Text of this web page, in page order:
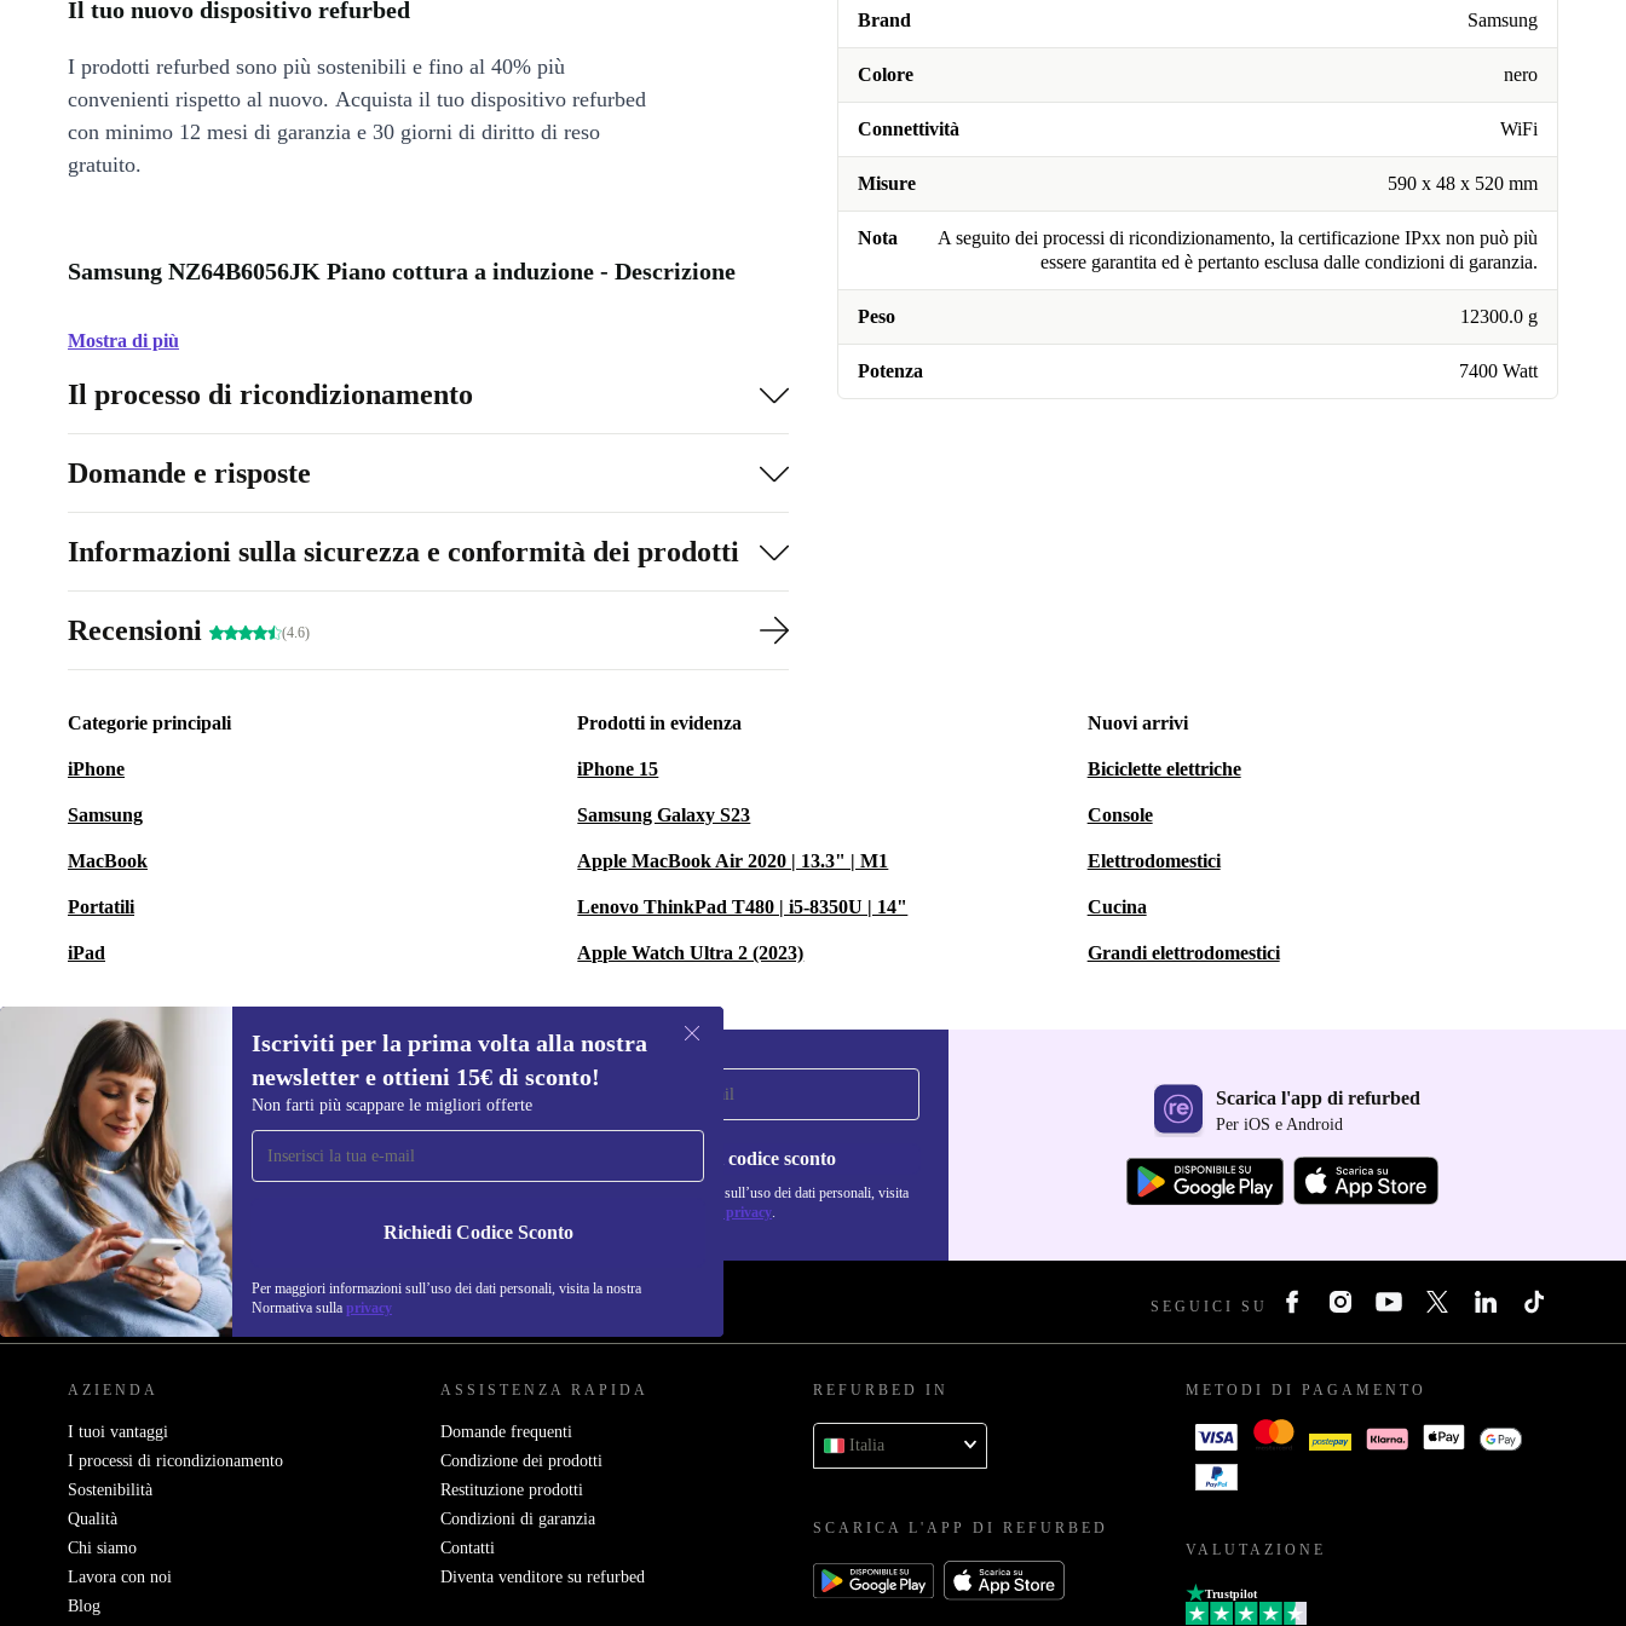
Brand Samsung
Colore nero
Connettività WiFi
Misure 590 x 48 x 520 mm
Nota
A seguito dei processi di ricondizionamento, la certificazione IPxx non può più
essere garantita ed è pertanto esclusa dalle condizioni di garanzia.
Peso 12300.0 g
Potenza 7400 Watt
Il tuo nuovo dispositivo refurbed
I prodotti refurbed sono più sostenibili e fino al 40% più
convenienti rispetto al nuovo. Acquista il tuo dispositivo refurbed
con minimo 12 mesi di garanzia e 30 giorni di diritto di reso
gratuito.
Samsung NZ64B6056JK Piano cottura a induzione - Descrizione
Mostra di più
Il processo di ricondizionamento
Domande e risposte
Informazioni sulla sicurezza e conformità dei prodotti
Recensioni (4.6)
Categorie principali
iPhone
Samsung
MacBook
Portatili
iPad
Prodotti in evidenza
iPhone 15
Samsung Galaxy S23
Apple MacBook Air 2020 | 13.3" | M1
Lenovo ThinkPad T480 | i5-8350U | 14"
Apple Watch Ultra 2 (2023)
Nuovi arrivi
Biciclette elettriche
Console
Elettrodomestici
Cucina
Grandi elettrodomestici
Iscriviti per la prima volta alla nostra
newsletter e ottieni 15€ di sconto!
Non farti più scappare le migliori offerte
Richiedi Codice Sconto
Per maggiori informazioni sull’uso dei dati personali, visita la nostra
Normativa sulla privacy
Iscriviti per la prima volta alla nostra
newsletter e ottieni 15€ di sconto!
Non farti più scappare le migliori offerte.
Richiedi codice sconto
Per maggiori informazioni sull’uso dei dati personali, visita
Normativa sulla privacy.
Scarica l'app di refurbed
Per iOS e Android
REFURBED ITALIA - RETHINK NEW. SEGUICI SU
AZIENDA
I tuoi vantaggi
I processi di ricondizionamento
Sostenibilità
Qualità
Chi siamo
Lavora con noi
Blog
ASSISTENZA RAPIDA
Domande frequenti
Condizione dei prodotti
Restituzione prodotti
Condizioni di garanzia
Contatti
Diventa venditore su refurbed
REFURBED IN
Italia
SCARICA L'APP DI REFURBED
METODI DI PAGAMENTO
VALUTAZIONE
Trustpilot